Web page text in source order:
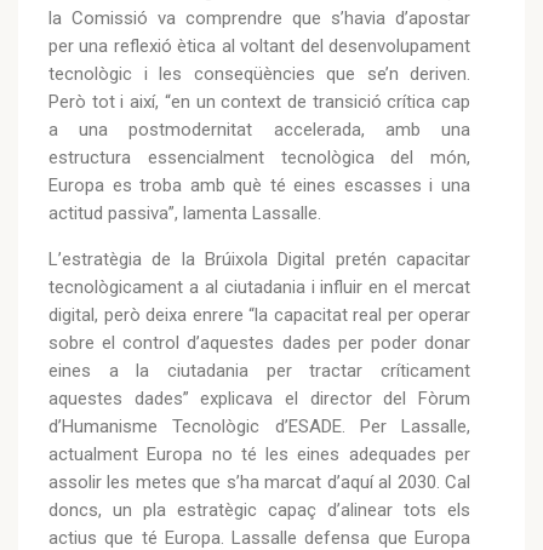
la Comissió va comprendre que s’havia d’apostar
per una reflexió ètica al voltant del desenvolupament
tecnològic i les conseqüències que se’n deriven.
Però tot i així, “en un context de transició crítica cap
a una postmodernitat accelerada, amb una
estructura essencialment tecnològica del món,
Europa es troba amb què té eines escasses i una
actitud passiva”, lamenta Lassalle.
L’estratègia de la Brúixola Digital pretén capacitar
tecnològicament a al ciutadania i influir en el mercat
digital, però deixa enrere “la capacitat real per operar
sobre el control d’aquestes dades per poder donar
eines a la ciutadania per tractar críticament
aquestes dades” explicava el director del Fòrum
d’Humanisme Tecnològic d’ESADE. Per Lassalle,
actualment Europa no té les eines adequades per
assolir les metes que s’ha marcat d’aquí al 2030. Cal
doncs, un pla estratègic capaç d’alinear tots els
actius que té Europa. Lassalle defensa que Europa